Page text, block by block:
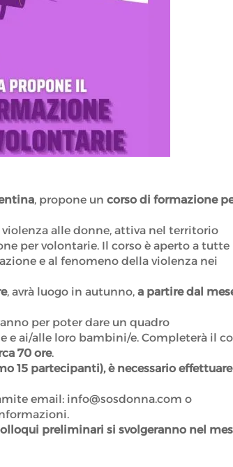
, propone un corso di formazione
violenza alle donne, attiva nel territorio
per volontarie. Il corso è aperto a tutte
e al fenomeno della violenza nei
, avrà luogo in autunno,a partire dal
per poter dare un quadro
ai/alle loro bambini/e. Completerà il
70 ore.
15 partecipanti), è necessario
email: info@sosdonna.com o
preliminari si svolgeranno nel